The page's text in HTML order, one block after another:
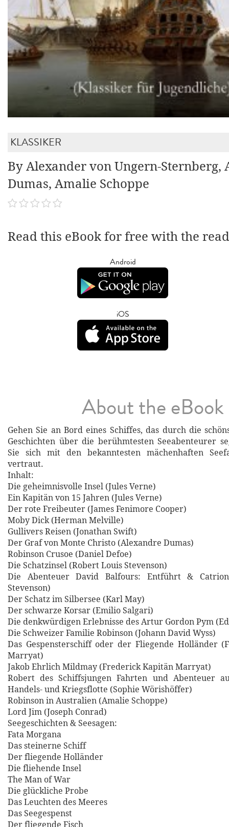
KLASSIKER
By Alexander von Ungern-Sternberg,
Dumas, Amalie Schoppe
Read this eBook for free with the
Android
iOS
About the eBook
Gehen Sie an Bord eines Schiffes, das durch die
Geschichten über die berühmtesten Seeabenteurer
Sie sich mit den bekanntesten mächenhaften
vertraut.
Inhalt:
Die geheimnisvolle Insel (Jules Verne)
Ein Kapitän von 15 Jahren (Jules Verne)
Der rote Freibeuter (James Fenimore Cooper)
Moby Dick (Herman Melville)
Gullivers Reisen (Jonathan Swift)
Der Graf von Monte Christo (Alexandre Dumas)
Robinson Crusoe (Daniel Defoe)
Die Schatzinsel (Robert Louis Stevenson)
Die Abenteuer David Balfours: Entführt &
Stevenson)
Der Schatz im Silbersee (Karl May)
Der schwarze Korsar (Emilio Salgari)
Die denkwürdigen Erlebnisse des Artur Gordon Pym
Die Schweizer Familie Robinson (Johann David Wyss)
Das Gespensterschiff oder der Fliegende Holländer
Marryat)
Jakob Ehrlich Mildmay (Frederick Kapitän Marryat)
Robert des Schiffsjungen Fahrten und Abenteuer
Handels- und Kriegsflotte (Sophie Wörishöffer)
Robinson in Australien (Amalie Schoppe)
Lord Jim (Joseph Conrad)
Seegeschichten & Seesagen:
Fata Morgana
Das steinerne Schiff
Der fliegende Holländer
Die fliehende Insel
The Man of War
Die glückliche Probe
Das Leuchten des Meeres
Das Seegespenst
Der fliegende Fisch